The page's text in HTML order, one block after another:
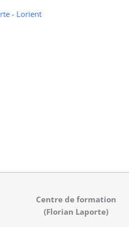
- Lorient
Centre de formation
(Florian Laporte)